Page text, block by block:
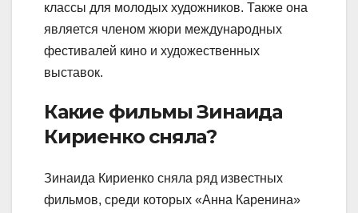
классы для молодых художников. Также она
является членом жюри международных
фестивалей кино и художественных
выставок.
Какие фильмы Зинаида
Кириенко сняла?
Зинаида Кириенко сняла ряд известных
фильмов, среди которых «Анна Каренина»